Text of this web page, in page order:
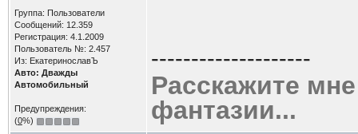
Группа: Пользователи
Сообщений: 12.359
Регистрация: 4.1.2009
Пользователь №: 2.457
Из: ЕкатеринославЪ
Авто: Дважды
Автомобильный
Предупреждения:
(0%)
--------------------
Расскажите
фантазии...